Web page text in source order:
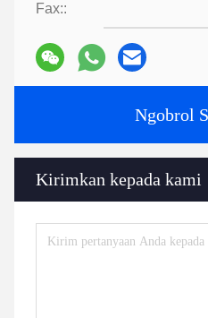
Fax::
Ngobrol
Kirimkan kepada kami